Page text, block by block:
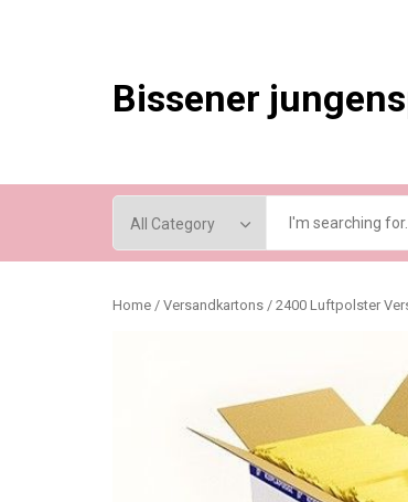
Bissener
Home / Versandkartons / 2400 Luftpolster